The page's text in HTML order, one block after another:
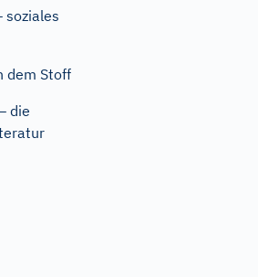
soziales
dem Stoff
die